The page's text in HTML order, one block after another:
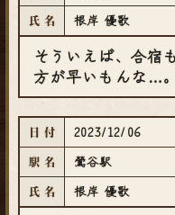
氏名 根岸 優歌
そういえば、合宿
方が早いもんな…。
日付 2023/12/06
駅名 鶯谷駅
氏名 根岸 優歌